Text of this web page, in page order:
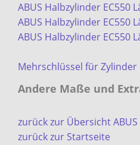
ABUS Halbzylinder EC550
ABUS Halbzylinder EC550
ABUS Halbzylinder EC550
Mehrschlüssel für Zylinder
Andere Maße und
zurück zur Übersicht ABUS
zurück zur Startseite